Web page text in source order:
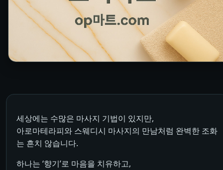
세상에는 수많은 마사지 기법이 있지만,
아로마테라피와 스웨디시 마사지의 만남처럼 완벽한 조화
는 흔치 않습니다.
하나는 ‘향기’로 마음을 치유하고,